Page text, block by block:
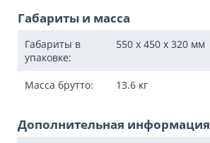
Габариты и масса
Габариты в
упаковке:
550 x 450 x 320 мм
Масса брутто: 13.6 кг
Дополнительная информация